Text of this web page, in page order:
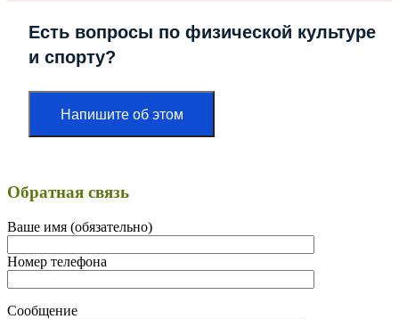
Есть вопросы по физической культуре
и спорту?
Напишите об этом
Обратная связь
Ваше имя (обязательно)
Номер телефона
Сообщение